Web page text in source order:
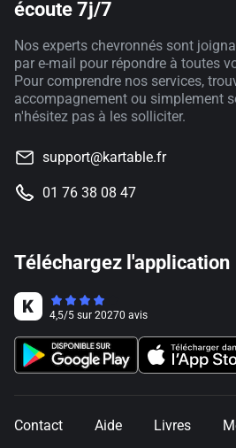
écoute 7j/7
Nos experts chevronnés sont
par e-mail pour répondre à toutes
Pour comprendre nos services,
accompagnement ou simplement
n'hésitez pas à les solliciter.
support@kartable.fr
01 76 38 08 47
Téléchargez l'application
4,5/5 sur 20270 avis
Contact Aide Livres